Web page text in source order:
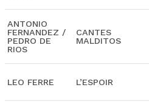
ANTONIO
FERNANDEZ /
PEDRO DE
RIOS
CANTES
MALDITOS
LEO FERRE L’ESPOIR